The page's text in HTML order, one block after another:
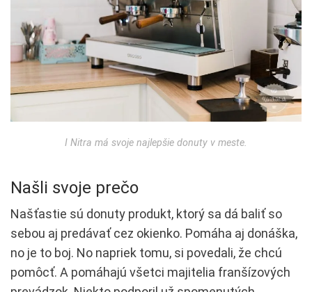
I Nitra má svoje najlepšie donuty v meste.
Našli svoje prečo
Našťastie sú donuty produkt, ktorý sa dá baliť so
sebou aj predávať cez okienko. Pomáha aj donáška,
no je to boj. No napriek tomu, si povedali, že chcú
pomôcť. A pomáhajú všetci majitelia franšízových